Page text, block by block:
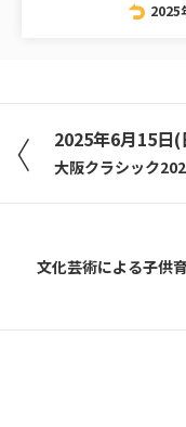
2025
2025年6月15日(
大阪クラシック
文化芸術による子供